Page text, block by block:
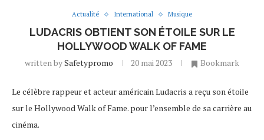
Actualité International Musique
LUDACRIS OBTIENT SON ÉTOILE SUR LE
HOLLYWOOD WALK OF FAME
written bySafetypromo 20 mai 2023 Bookmark
Le célèbre rappeur et acteur américain Ludacris a reçu son étoile
sur le Hollywood Walk of Fame. pour l’ensemble de sa carrière au
cinéma.